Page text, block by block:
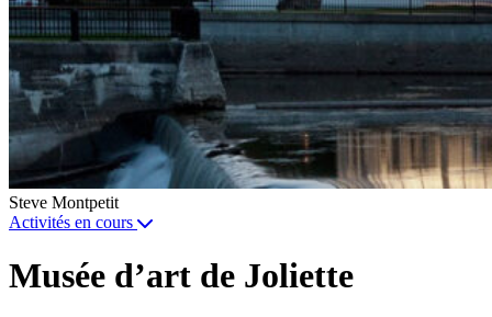
Steve Montpetit
Activités en cours
Musée d’art de Joliette